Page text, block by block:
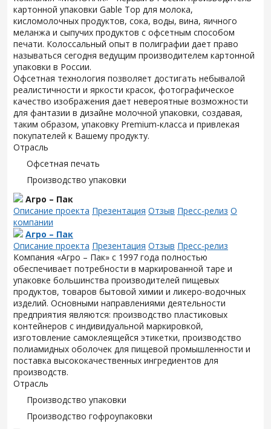
картонной упаковки Gable Top для молока,
кисломолочных продуктов, сока, воды, вина, яичного
меланжа и сыпучих продуктов с офсетным способом
печати. Колоссальный опыт в полиграфии дает право
называться сегодня ведущим производителем картонной
упаковки в России.
Офсетная технология позволяет достигать небывалой
реалистичности и яркости красок, фотографическое
качество изображения дает невероятные возможности
для фантазии в дизайне молочной упаковки, создавая,
таким образом, упаковку Premium-класса и привлекая
покупателей к Вашему продукту.
Отрасль
Офсетная печать
Производство упаковки
Агро – Пак
Описание проекта Презентация Отзыв Пресс-релиз О
компании
Агро – Пак
Описание проекта Презентация Отзыв Пресс-релиз
Компания «Агро – Пак» с 1997 года полностью
обеспечивает потребности в маркированной таре и
упаковке большинства производителей пищевых
продуктов, товаров бытовой химии и ликеро-водочных
изделий. Основными направлениями деятельности
предприятия являются: производство пластиковых
контейнеров с индивидуальной маркировкой,
изготовление самоклеящейся этикетки, производство
полиамидных оболочек для пищевой промышленности и
поставка высококачественных ингредиентов для
производств.
Отрасль
Производство упаковки
Производство гофроупаковки